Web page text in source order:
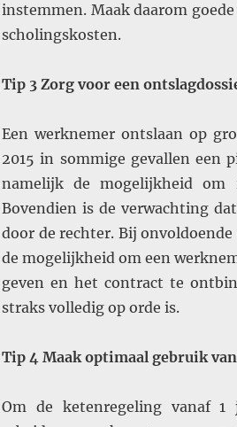
instemmen. Maak daarom
scholingskosten.
Tip 3 Zorg voor een
Een werknemer ontslaan op
2015 in sommige gevallen een
namelijk de mogelijkheid om
Bovendien is de verwachting
door de rechter. Bij
de mogelijkheid om een
geven en het contract te
straks volledig op orde is.
Tip 4 Maak optimaal gebruik
Om de ketenregeling vanaf